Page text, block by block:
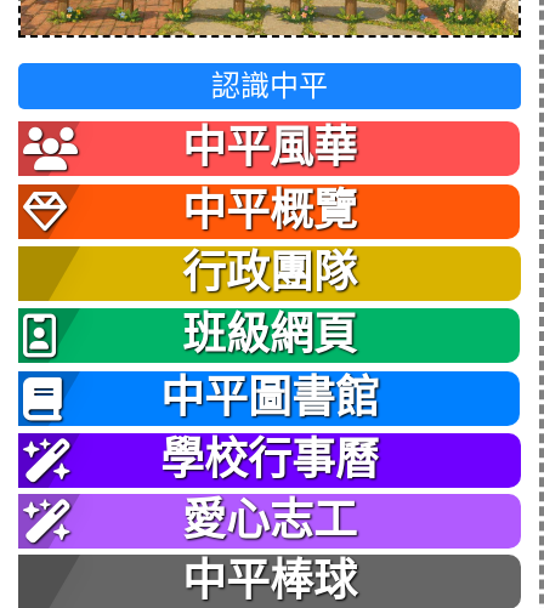
認識中平
中平風華
中平概覽
行政團隊
班級網頁
中平圖書館
學校行事曆
愛心志工
中平棒球